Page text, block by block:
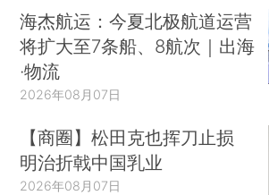
海杰航运：今夏北极航道运营
将扩大至7条船、8航次｜出海
·物流
2026年08月07日
【商圈】松田克也挥刀止损
明治折戟中国乳业
2026年08月07日